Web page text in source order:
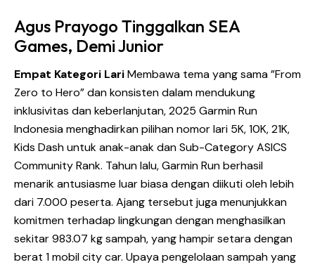
Agus Prayogo Tinggalkan SEA
Games, Demi Junior
Empat Kategori LariMembawa tema yang sama ”From
Zero to Hero” dan konsisten dalam mendukung
inklusivitas dan keberlanjutan, 2025 Garmin Run
Indonesia menghadirkan pilihan nomor lari 5K, 10K, 21K,
Kids Dash untuk anak-anak dan Sub-Category ASICS
Community Rank. Tahun lalu, Garmin Run berhasil
menarik antusiasme luar biasa dengan diikuti oleh lebih
dari 7.000 peserta. Ajang tersebut juga menunjukkan
komitmen terhadap lingkungan dengan menghasilkan
sekitar 983.07 kg sampah, yang hampir setara dengan
berat 1 mobil city car. Upaya pengelolaan sampah yang